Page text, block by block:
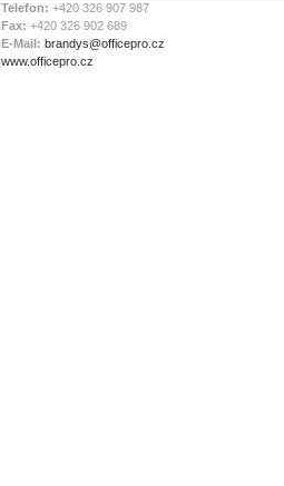
Telefon: +420 326 907 987
Fax: +420 326 902 689
E-Mail: brandys@officepro.cz
www.officepro.cz